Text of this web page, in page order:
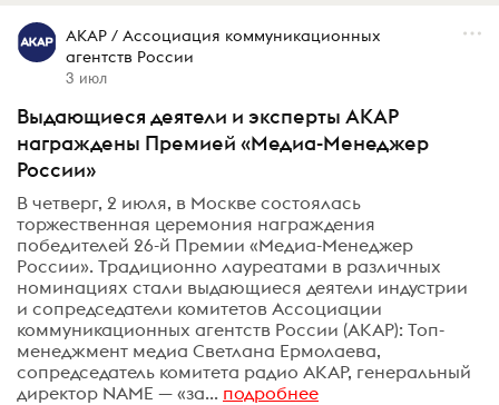
АКАР / Ассоциация коммуникационных
агентств России
3 июл
Выдающиеся деятели и эксперты АКАР
награждены Премией «Медиа-Менеджер
России»
В четверг, 2 июля, в Москве состоялась
торжественная церемония награждения
победителей 26-й Премии «Медиа-Менеджер
России». Традиционно лауреатами в различных
номинациях стали выдающиеся деятели индустрии
и сопредседатели комитетов Ассоциации
коммуникационных агентств России (АКАР): Топ-
менеджмент медиа Светлана Ермолаева,
сопредседатель комитета радио АКАР, генеральный
директор NAME — «за... подробнее